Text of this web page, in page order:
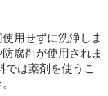
用せずに洗浄しま
腐剤が使用されま
では薬剤を使うこ